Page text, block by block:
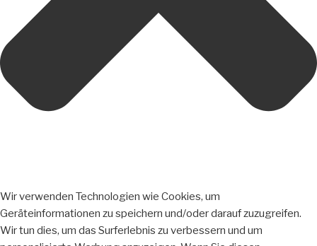
Wir verwenden Technologien wie Cookies, um
Geräteinformationen zu speichern und/oder darauf zuzugreifen.
Wir tun dies, um das Surferlebnis zu verbessern und um